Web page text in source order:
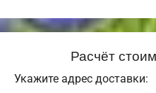
Расчёт
Укажите адрес доставки: